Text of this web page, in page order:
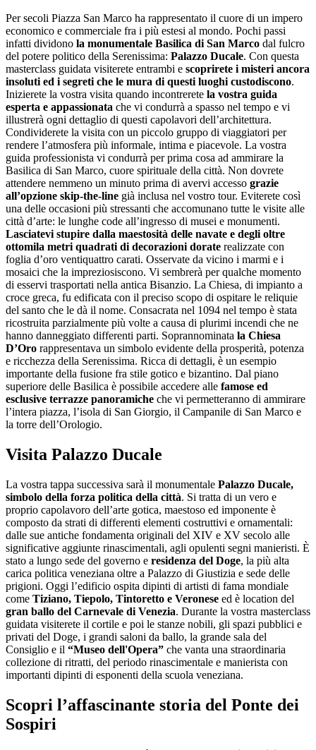
Per secoli Piazza San Marco ha rappresentato il cuore di un impero
economico e commerciale fra i più estesi al mondo. Pochi passi
infatti dividono la monumentale Basilica di San Marco dal fulcro
del potere politico della Serenissima: Palazzo Ducale. Con questa
masterclass guidata visiterete entrambi e scoprirete i misteri ancora
insoluti ed i segreti che le mura di questi luoghi custodiscono.
Inizierete la vostra visita quando incontrerete la vostra guida
esperta e appassionata che vi condurrà a spasso nel tempo e vi
illustrerà ogni dettaglio di questi capolavori dell’architettura.
Condividerete la visita con un piccolo gruppo di viaggiatori per
rendere l’atmosfera più informale, intima e piacevole. La vostra
guida professionista vi condurrà per prima cosa ad ammirare la
Basilica di San Marco, cuore spirituale della città. Non dovrete
attendere nemmeno un minuto prima di avervi accesso grazie
all’opzione skip-the-line già inclusa nel vostro tour. Eviterete così
una delle occasioni più stressanti che accomunano tutte le visite alle
città d’arte: le lunghe code all’ingresso di musei e monumenti.
Lasciatevi stupire dalla maestosità delle navate e degli oltre
ottomila metri quadrati di decorazioni dorate realizzate con
foglia d’oro ventiquattro carati. Osservate da vicino i marmi e i
mosaici che la impreziosiscono. Vi sembrerà per qualche momento
di esservi trasportati nella antica Bisanzio. La Chiesa, di impianto a
croce greca, fu edificata con il preciso scopo di ospitare le reliquie
del santo che le dà il nome. Consacrata nel 1094 nel tempo è stata
ricostruita parzialmente più volte a causa di plurimi incendi che ne
hanno danneggiato differenti parti. Soprannominata la Chiesa
D’Oro rappresentava un simbolo evidente della prosperità, potenza
e ricchezza della Serenissima. Ricca di dettagli, è un esempio
importante della fusione fra stile gotico e bizantino. Dal piano
superiore delle Basilica è possibile accedere alle famose ed
esclusive terrazze panoramiche che vi permetteranno di ammirare
l’intera piazza, l’isola di San Giorgio, il Campanile di San Marco e
la torre dell’Orologio.
Visita Palazzo Ducale
La vostra tappa successiva sarà il monumentale Palazzo Ducale,
simbolo della forza politica della città. Si tratta di un vero e
proprio capolavoro dell’arte gotica, maestoso ed imponente è
composto da strati di differenti elementi costruttivi e ornamentali:
dalle sue antiche fondamenta originali del XIV e XV secolo alle
significative aggiunte rinascimentali, agli opulenti segni manieristi. È
stato a lungo sede del governo e residenza del Doge, la più alta
carica politica veneziana oltre a Palazzo di Giustizia e sede delle
prigioni. Oggi l’edificio ospita dipinti di artisti di fama mondiale
come Tiziano, Tiepolo, Tintoretto e Veronese ed è location del
gran ballo del Carnevale di Venezia. Durante la vostra masterclass
guidata visiterete il cortile e poi le stanze nobili, gli spazi pubblici e
privati del Doge, i grandi saloni da ballo, la grande sala del
Consiglio e il “Museo dell'Opera” che vanta una straordinaria
collezione di ritratti, del periodo rinascimentale e manierista con
importanti dipinti di esponenti della scuola veneziana.
Scopri l’affascinante storia del Ponte dei
Sospiri